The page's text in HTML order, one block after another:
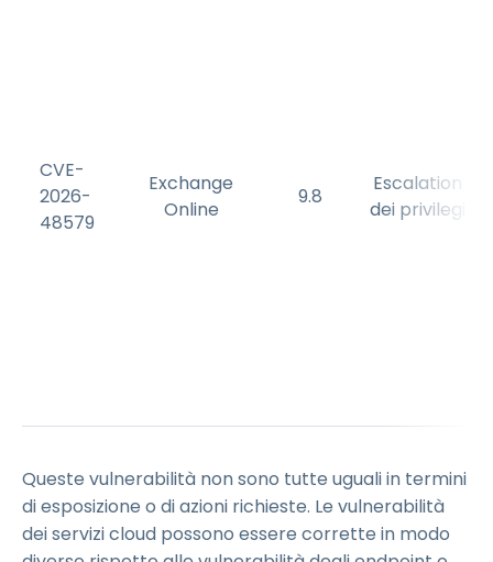
CVE-
2026-
48579
Exchange
Online
9.8
Escalation
dei privilegi
Queste vulnerabilità non sono tutte uguali in termini
di esposizione o di azioni richieste. Le vulnerabilità
dei servizi cloud possono essere corrette in modo